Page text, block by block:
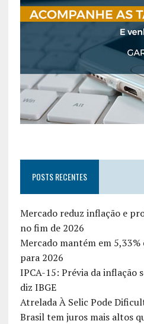
POSTS RECENTES
Mercado reduz inflação e
no fim de 2026
Mercado mantém em
para 2026
IPCA-15: Prévia da inflação
diz IBGE
Atrelada À Selic Pode
Brasil tem juros mais altos